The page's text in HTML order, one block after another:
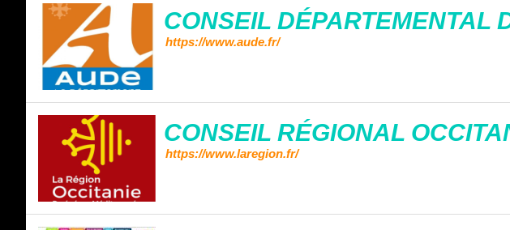
CONSEIL DÉPARTEMENTAL
https://www.aude.fr/
CONSEIL RÉGIONAL
https://www.laregion.fr/